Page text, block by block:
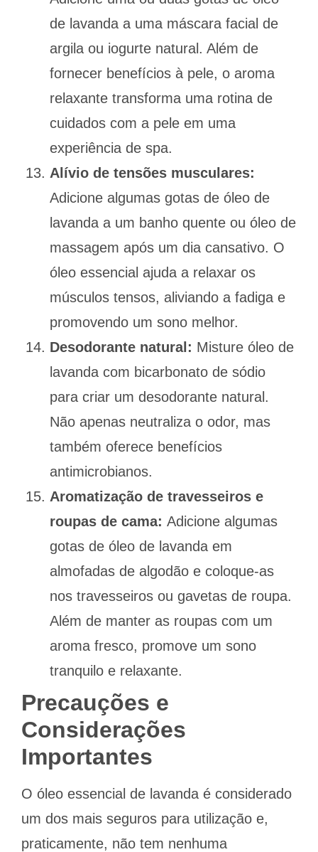
de lavanda a uma máscara facial de
argila ou iogurte natural. Além de
fornecer benefícios à pele, o aroma
relaxante transforma uma rotina de
cuidados com a pele em uma
experiência de spa.
Alívio de tensões musculares:
Adicione algumas gotas de óleo de
lavanda a um banho quente ou óleo de
massagem após um dia cansativo. O
óleo essencial ajuda a relaxar os
músculos tensos, aliviando a fadiga e
promovendo um sono melhor.
Desodorante natural: Misture óleo de
lavanda com bicarbonato de sódio
para criar um desodorante natural.
Não apenas neutraliza o odor, mas
também oferece benefícios
antimicrobianos.
Aromatização de travesseiros e
roupas de cama: Adicione algumas
gotas de óleo de lavanda em
almofadas de algodão e coloque-as
nos travesseiros ou gavetas de roupa.
Além de manter as roupas com um
aroma fresco, promove um sono
tranquilo e relaxante.
Precauções e
Considerações
Importantes
O óleo essencial de lavanda é considerado
um dos mais seguros para utilização e,
praticamente, não tem nenhuma